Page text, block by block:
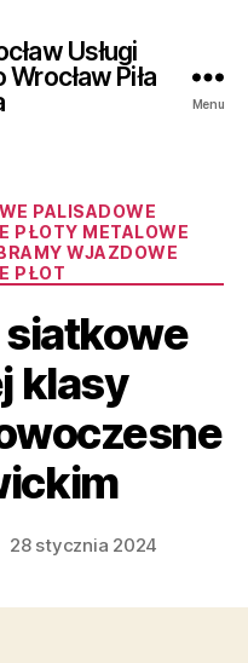
Usługi
Piła
Menu
PALISADOWE
PŁOTY METALOWE
WJAZDOWE
PŁOT
klasy
28 stycznia 2024